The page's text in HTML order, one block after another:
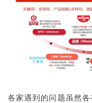
各家遇到的问题虽然